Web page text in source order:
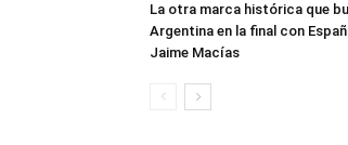
La otra marca histórica que
Argentina en la final con
Jaime Macías